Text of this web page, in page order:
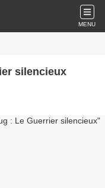
MENU
silencieux